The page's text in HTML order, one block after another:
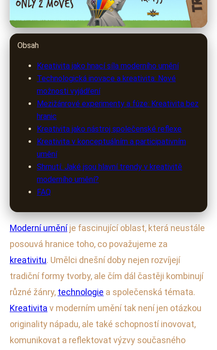
Průzkum kreativity: Jak formuje
hranice moderního umění
11. 3. 2026
Obsah
Kreativita jako hnací síla moderního umění
Technologická inovace a kreativita: Nové
možnosti vyjádření
Mezižánrové experimenty a fúze: Kreativita bez
hranic
Kreativita jako nástroj společenské reflexe
Kreativita v konceptuálním a participativním
umění
Shrnutí: Jaké jsou hlavní trendy v kreativitě
moderního umění?
FAQ
Moderní uměníje fascinující oblast, která neustále
posouvá hranice toho, co považujeme za
kreativitu. Umělci dnešní doby nejen rozvíjejí
tradiční formy tvorby, ale čím dál častěji kombinují
různé žánry, technologie a společenská témata.
Kreativita v moderním umění tak není jen otázkou
originality nápadu, ale také schopností inovovat,
komunikovat a reflektovat výzvy současného